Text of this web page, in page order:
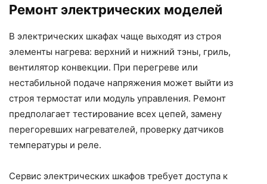
Ремонт электрических моделей
В электрических шкафах чаще выходят из строя
элементы нагрева: верхний и нижний тэны, гриль,
вентилятор конвекции. При перегреве или
нестабильной подаче напряжения может выйти из
строя термостат или модуль управления. Ремонт
предполагает тестирование всех цепей, замену
перегоревших нагревателей, проверку датчиков
температуры и реле.
Сервис электрических шкафов требует доступа к